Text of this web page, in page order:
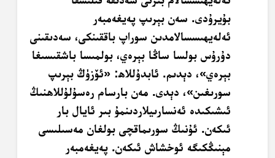
بۇيرۇدى. سەن بېرىپ پەيغەمبەر
ئەلەيھىسسالامدىن سوراپ باققىنكى، سەدىقىنى
دۇرۇس بولسا ساڭا بېرەي، بولمىسا باشقىسىغا
بېرەي»، دېدىم. ئابدۇللاھ: «ئۆزۈڭ بېرىپ
سورىغىن»، دېدى. مەن بارسام رەسۇلۇللاھنىڭ
ئىشىكىدە ئەنسارىيلاردىنمۇ بىر ئايال بار
ئىكەن. ئۇنىڭ سورىماقچى بولغان مەسىلىسى
مېنىڭكىگە ئوخشاش ئىكەن. پەيغەمبەر